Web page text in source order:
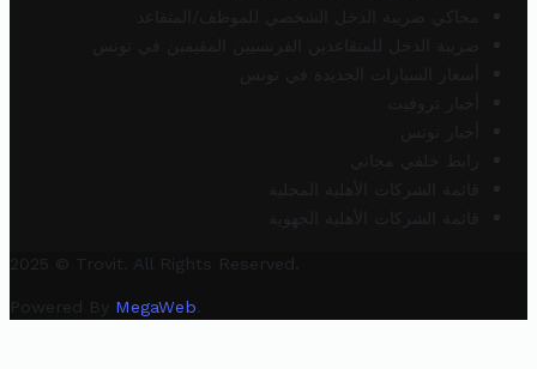
محاكي ضريبة الدخل الشخصي للموظف/المتقاعد
ضريبة الدخل للمتقاعدين الفرنسيين المقيمين في تونس
أسعار السيارات الجديدة في تونس
أخبار تروفيت
أخبار تونس
رابط خلفي مجاني
قائمة الشركات الأهلية المحلية
قائمة الشركات الأهلية الجهوية
2025 © Trovit. All Rights Reserved.
Powered By MegaWeb